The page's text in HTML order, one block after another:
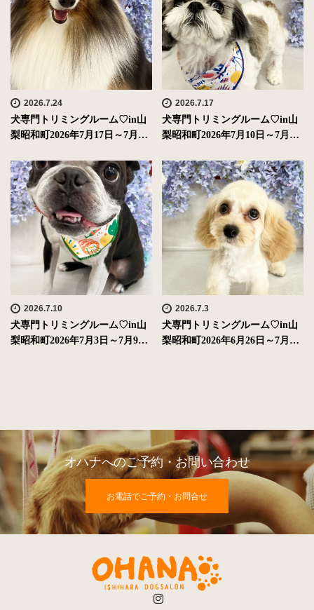
2026.7.24
犬専門トリミングルーム♡in山
梨昭和町2026年7月17日～7月…
2026.7.17
犬専門トリミングルーム♡in山
梨昭和町2026年7月10日～7月…
2026.7.10
犬専門トリミングルーム♡in山
梨昭和町2026年7月3日～7月9…
2026.7.3
犬専門トリミングルーム♡in山
梨昭和町2026年6月26日～7月…
オハナへのご予約・お問い合わせ
お電話でご予約・お問合せ